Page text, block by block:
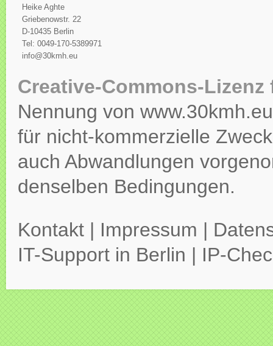
Heike Aghte
Griebenowstr. 22
D-10435 Berlin
Tel: 0049-170-5389971
info@30kmh.eu
Creative-Commons-
Nennung von
für nicht-kommerzielle
auch Abwandlungen
denselben Bedingungen.
Kontakt | Impressum |
IT-Support in Berlin | IP-